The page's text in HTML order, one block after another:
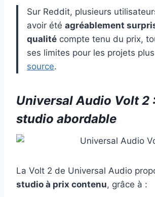
Sur Reddit, plusieurs
avoir été agréablement
qualité compte tenu du prix,
ses limites pour les projets
source.
Universal Audio Volt 2
studio abordable
La Volt 2 de Universal Audio
studio à prix contenu, grâce à :